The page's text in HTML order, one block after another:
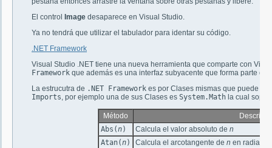
El control
Image desaparece en Visual Studio.
Ya no tendrá que utilizar el tabulador para identar su código.
.NET Framework
Visual Studio .NET tiene una nueva herramienta que comparte con
Framework que además es una interfaz subyacente que forma parte
La estrucutra de .NET Framework es por Clases mismas que puede
Imports, por ejemplo una de sus Clases es System.Math la cual
Método
Abs(n) Calcula el valor absoluto de n
Atan(n) Calcula el arcotangente de n en radianes